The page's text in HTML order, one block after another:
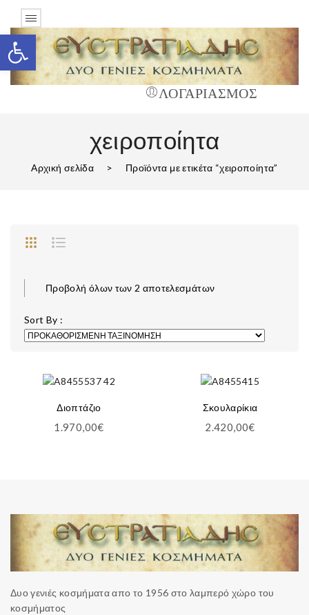
Ανοίξτε τη γραμμή εργαλείων
ΛΟΓΑΡΙΑΣΜΟΣ
χειροποίητα
Αρχική σελίδα > Προϊόντα με ετικέτα “χειροποίητα”
Προβολή όλων των 2 αποτελεσμάτων
Sort By :
Διοπτάζιο
1.970,00€
Σκουλαρίκια
2.420,00€
Δυο γενιές κοσμήματα απο το 1956 στο λαμπερό χώρο του
κοσμήματος